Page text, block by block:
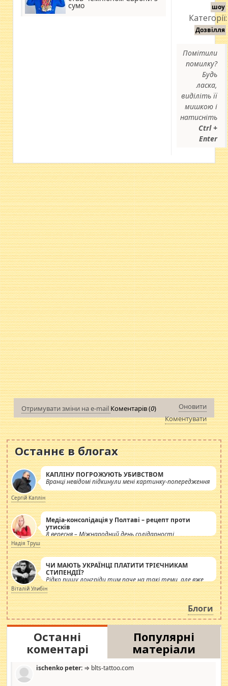
сумо шоу
Категорії:
Дозвілля
Помітили
помилку?
Будь
ласка,
виділіть її
мишкою і
натисніть
Ctrl +
Enter
Отримувати зміни на e-mail Коментарів (0)
Оновити
Коментувати
Останнє в блогах
КАПЛІНУ ПОГРОЖУЮТЬ УБИВСТВОМ
Вранці невідомі підкинули мені картинку-попередження
Сергій Каплін
Медіа-консолідація у Полтаві – рецепт проти
утисків
8 вересня – Міжнародний день солідарності
журналістів.
Надія Труш
ЧИ МАЮТЬ УКРАЇНЦІ ПЛАТИТИ ТРІЄЧНИКАМ
СТИПЕНДІЇ?
Рідко пишу лонгріди тим паче на такі теми, але вже
просто дістало! Обурюють сьогоднішні інсенуації
навколо стипендіального питання. Штучно
роздувається ще одна соціальна катастрофа.
Віталій Улибін
Блоги
Останні
коментарі
Популярні
матеріали
ischenko peter: ⇒ blts-tattoo.com